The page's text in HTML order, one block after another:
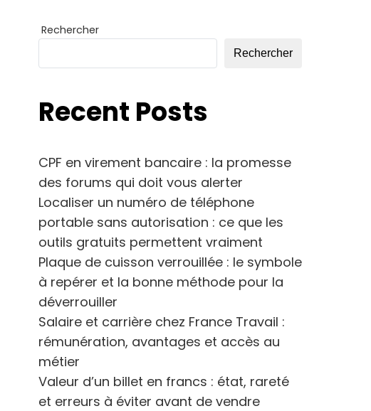
Rechercher
Rechercher
Recent Posts
CPF en virement bancaire : la promesse
des forums qui doit vous alerter
Localiser un numéro de téléphone
portable sans autorisation : ce que les
outils gratuits permettent vraiment
Plaque de cuisson verrouillée : le symbole
à repérer et la bonne méthode pour la
déverrouiller
Salaire et carrière chez France Travail :
rémunération, avantages et accès au
métier
Valeur d’un billet en francs : état, rareté
et erreurs à éviter avant de vendre